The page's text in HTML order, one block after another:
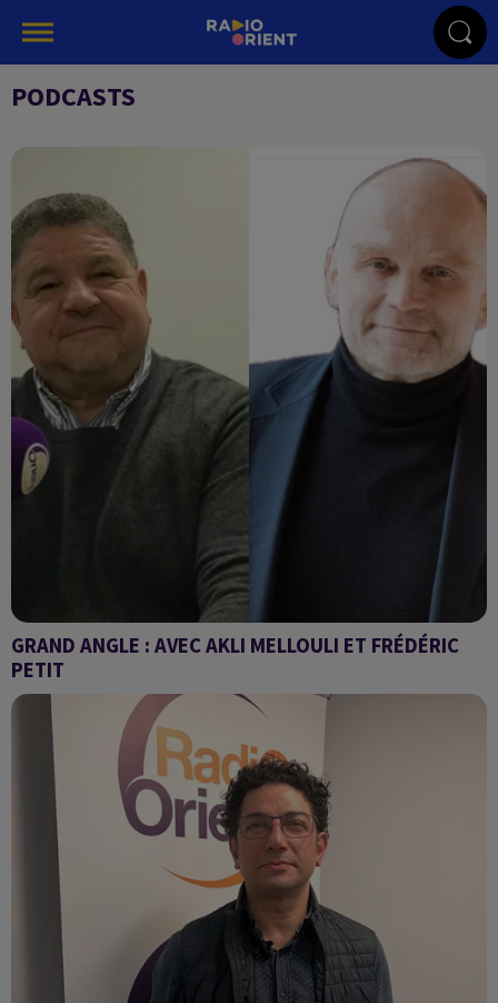
PODCASTS
GRAND ANGLE : AVEC AKLI MELLOULI ET FRÉDÉRIC
PETIT
La déclaration d'Emmanuel Macron sur la possible
reconnaissance "en juin" de l'État palestinien